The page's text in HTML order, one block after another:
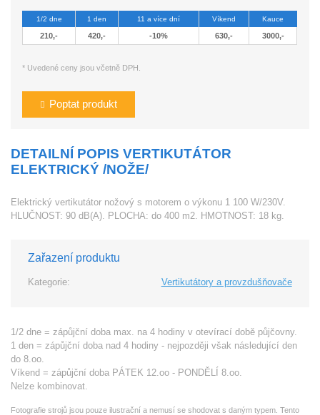
1/2 dne 1 den 11 a více dní Víkend Kauce
210,- 420,- -10% 630,- 3000,-
* Uvedené ceny jsou včetně DPH.
Poptat produkt
DETAILNÍ POPIS VERTIKUTÁTOR
ELEKTRICKÝ /NOŽE/
Elektrický vertikutátor nožový s motorem o výkonu 1 100 W/230V.
HLUČNOST: 90 dB(A). PLOCHA: do 400 m2. HMOTNOST: 18 kg.
Zařazení produktu
Kategorie: Vertikutátory a provzdušňovače
1/2 dne = zápůjční doba max. na 4 hodiny v otevírací době půjčovny.
1 den = zápůjční doba nad 4 hodiny - nejpozději však následující den
do 8.oo.
Víkend = zápůjční doba PÁTEK 12.oo - PONDĚLÍ 8.oo.
Nelze kombinovat.
Fotografie strojů jsou pouze ilustrační a nemusí se shodovat s daným typem. Tento